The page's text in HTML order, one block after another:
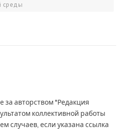
среды
авторством "Редакция
коллективной работы
случаев, если указана ссылка